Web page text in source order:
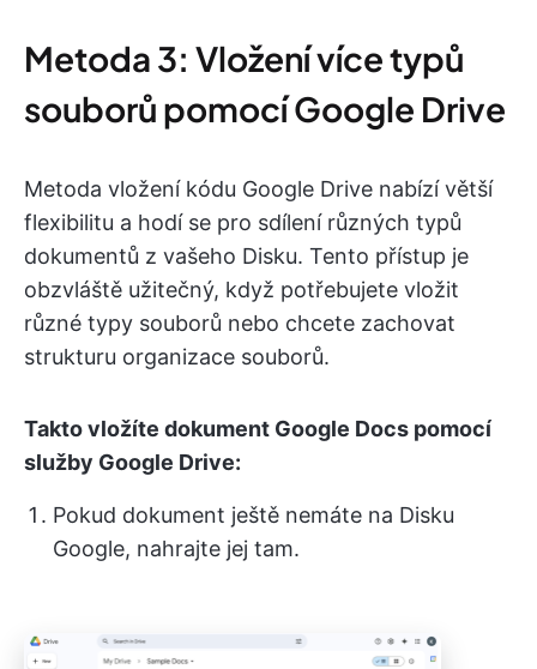
Metoda 3: Vložení více typů
souborů pomocí Google Drive
Metoda vložení kódu Google Drive nabízí větší
flexibilitu a hodí se pro sdílení různých typů
dokumentů z vašeho Disku. Tento přístup je
obzvláště užitečný, když potřebujete vložit
různé typy souborů nebo chcete zachovat
strukturu organizace souborů.
Takto vložíte dokument Google Docs pomocí
služby Google Drive:
Pokud dokument ještě nemáte na Disku
Google, nahrajte jej tam.